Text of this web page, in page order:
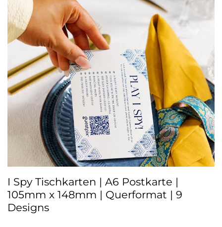
I Spy Tischkarten | A6 Postkarte |
105mm x 148mm | Querformat | 9
Designs